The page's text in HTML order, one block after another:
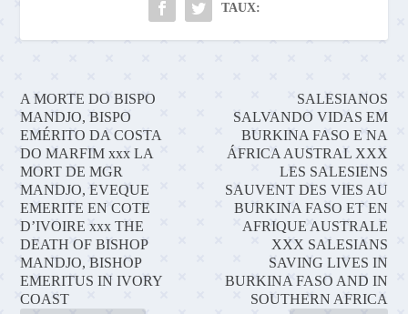
TAUX:
A MORTE DO BISPO
MANDJO, BISPO
EMÉRITO DA COSTA
DO MARFIM xxx LA
MORT DE MGR
MANDJO, EVEQUE
EMERITE EN COTE
D’IVOIRE xxx THE
DEATH OF BISHOP
MANDJO, BISHOP
EMERITUS IN IVORY
COAST
SALESIANOS
SALVANDO VIDAS EM
BURKINA FASO E NA
ÁFRICA AUSTRAL XXX
LES SALESIENS
SAUVENT DES VIES AU
BURKINA FASO ET EN
AFRIQUE AUSTRALE
XXX SALESIANS
SAVING LIVES IN
BURKINA FASO AND IN
SOUTHERN AFRICA